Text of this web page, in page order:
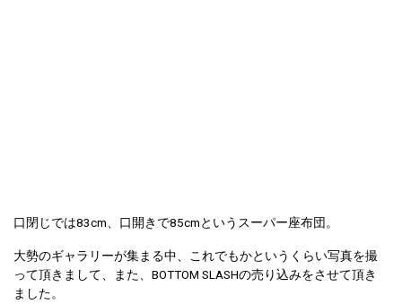
口閉じでは83cm、口開きで85cmというスーパー座布団。
大勢のギャラリーが集まる中、これでもかというくらい写真を撮
って頂きまして、また、BOTTOM SLASHの売り込みをさせて頂き
ました。